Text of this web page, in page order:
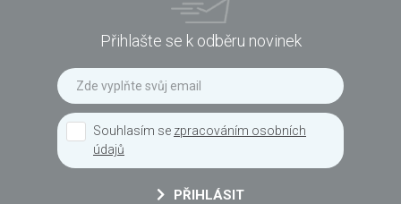
Přihlašte se k odběru novinek
Souhlasím se zpracováním osobních
údajů
PŘIHLÁSIT